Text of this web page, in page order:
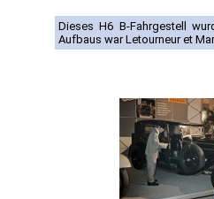
Dieses H6 B-Fahrgestell
Aufbaus war Letourneur et